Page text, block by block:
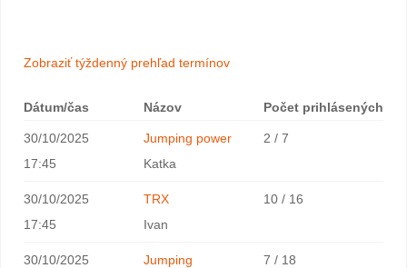
Zobraziť týždenný prehľad termínov
Dátum/čas Názov Počet prihlásených
30/10/2025
17:45
Jumping power
Katka
2 / 7
30/10/2025
17:45
TRX
Ivan
10 / 16
30/10/2025
Jumping
7 / 18